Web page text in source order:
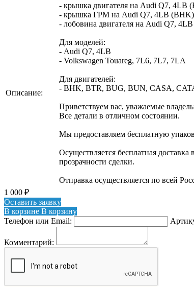
Описание:
- крышка двигателя на Audi Q7, 4LB
- крышка ГРМ на Audi Q7, 4LB (BHK)
- лобовина двигателя на Audi Q7,
Для моделей:
- Audi Q7, 4LB
- Volkswagen Touareg, 7L6, 7L7, 7LA
Для двигателей:
- BHK, BTR, BUG, BUN, CASA,
Приветствуем вас, уважаемые
Все детали в отличном состоянии.
Мы предоставляем бесплатную
Осуществляется бесплатная
прозрачности сделки.
Отправка осуществляется по всей
1 000 ₽
Оставить заявку
В корзине В корзину
Телефон или Email:
Комментарий: